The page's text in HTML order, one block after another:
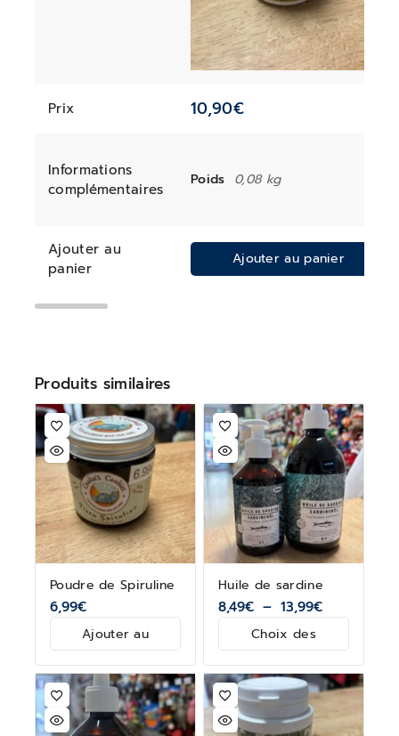
Prix 10,90€
Informations
complémentaires
Poids 0,08 kg
Ajouter au
panier
Ajouter au panier
Produits similaires
Poudre de Spiruline
6,99€
Ajouter au
Huile de sardine
8,49€ – 13,99€
Choix des